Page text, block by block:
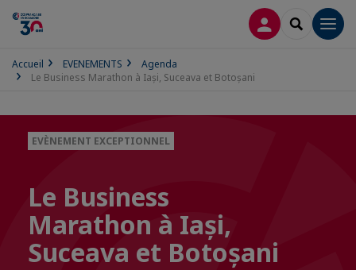
CONNEXION
Accueil EVENEMENTS
Agenda
Le Business Marathon à Iași, Suceava et Botoșani
EVÈNEMENT EXCEPTIONNEL
Le Business
Marathon à Iași,
Suceava et Botoșani